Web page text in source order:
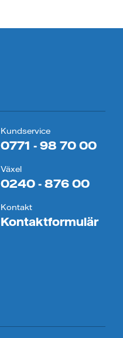
Kundservice
0771 - 98 70 00
Växel
0240 - 876 00
Kontakt
Kontaktformulär